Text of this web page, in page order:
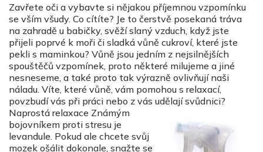
Zavřete oči a vybavte si nějakou příjemnou vzpomínku
se vším všudy. Co cítíte? Je to čerstvě posekaná tráva
na zahradě u babičky, svěží slaný vzduch, když jste
přijeli poprvé k moři či sladká vůně cukroví, které jste
pekli s maminkou? Vůně jsou jedním z nejsilnějších
spouštěčů vzpomínek, proto některé milujeme a jiné
nesneseme, a také proto tak výrazně ovlivňují naši
náladu. Víte, které vůně, vám pomohou s relaxací,
povzbudí vás při práci nebo z vás udělají svůdnici?
Naprostá relaxace Známým
bojovníkem proti stresu je
levandule. Pokud ale chcete svůj
mozek ošálit dokonale, snažte se